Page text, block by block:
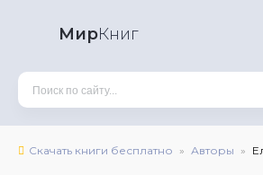
МирКниг
Скачать книги бесплатно Авторы